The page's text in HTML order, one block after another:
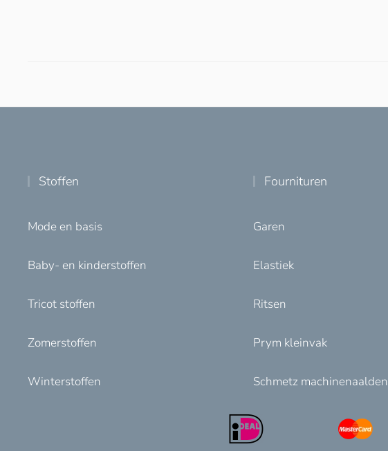
Stoffen
Mode en basis
Baby- en kinderstoffen
Tricot stoffen
Zomerstoffen
Winterstoffen
Fournituren
Garen
Elastiek
Ritsen
Prym kleinvak
Schmetz machinenaalden